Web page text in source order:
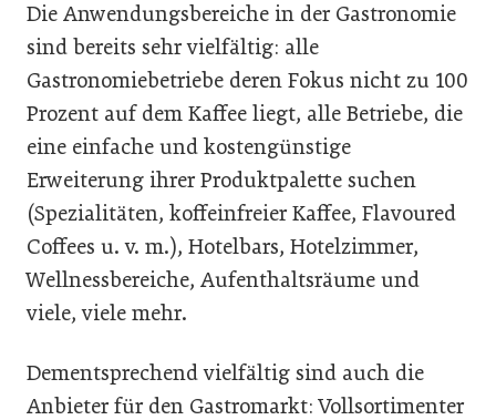
Die Anwendungsbereiche in der Gastronomie
sind bereits sehr vielfältig: alle
Gastronomiebetriebe deren Fokus nicht zu 100
Prozent auf dem Kaffee liegt, alle Betriebe, die
eine einfache und kostengünstige
Erweiterung ihrer Produktpalette suchen
(Spezialitäten, koffeinfreier Kaffee, Flavoured
Coffees u. v. m.), Hotelbars, Hotelzimmer,
Wellnessbereiche, Aufenthaltsräume und
viele, viele mehr.
Dementsprechend vielfältig sind auch die
Anbieter für den Gastromarkt: Vollsortimenter